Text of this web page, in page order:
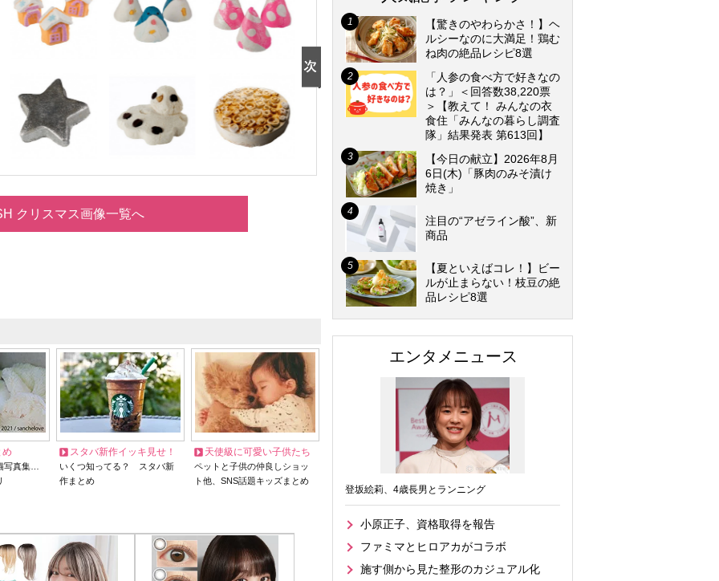
クリスマス画像一覧へ
め
写真集…
スタバ新作イッキ見せ！
いくつ知ってる？ スタバ新
作まとめ
天使級に可愛い子供たち
ペットと子供の仲良しショッ
ト他、SNS話題キッズまとめ
【驚きのやわらかさ！】ヘ
ルシーなのに大満足！鶏む
ね肉の絶品レシピ8選
「人参の食べ方で好きなの
は？」＜回答数38,220票
＞【教えて！ みんなの衣
食住「みんなの暮らし調査
隊」結果発表 第613回】
【今日の献立】2026年8月
6日(木)「豚肉のみそ漬け
焼き」
注目の“アゼライン酸”、新
商品
【夏といえばコレ！】ビー
ルが止まらない！枝豆の絶
品レシピ8選
エンタメニュース
登坂絵莉、4歳長男とランニング
小原正子、資格取得を報告
ファミマとヒロアカがコラボ
施す側から見た整形のカジュアル化